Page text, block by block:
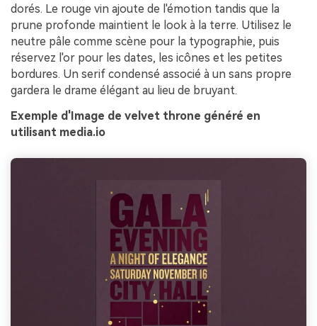
dorés. Le rouge vin ajoute de l'émotion tandis que la
prune profonde maintient le look à la terre. Utilisez le
neutre pâle comme scène pour la typographie, puis
réservez l'or pour les dates, les icônes et les petites
bordures. Un serif condensé associé à un sans propre
gardera le drame élégant au lieu de bruyant.
Exemple d'Image de velvet throne généré en
utilisant media.io